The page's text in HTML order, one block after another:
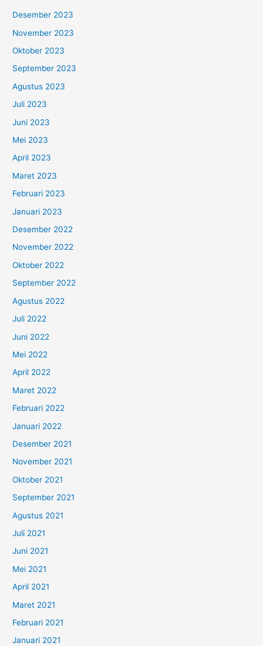
Desember 2023
November 2023
Oktober 2023
September 2023
Agustus 2023
Juli 2023
Juni 2023
Mei 2023
April 2023
Maret 2023
Februari 2023
Januari 2023
Desember 2022
November 2022
Oktober 2022
September 2022
Agustus 2022
Juli 2022
Juni 2022
Mei 2022
April 2022
Maret 2022
Februari 2022
Januari 2022
Desember 2021
November 2021
Oktober 2021
September 2021
Agustus 2021
Juli 2021
Juni 2021
Mei 2021
April 2021
Maret 2021
Februari 2021
Januari 2021